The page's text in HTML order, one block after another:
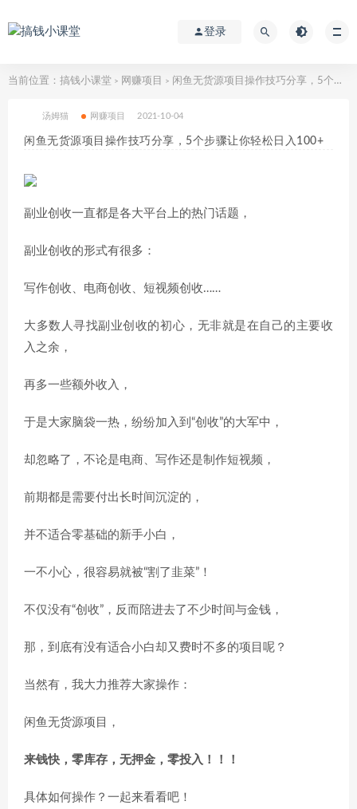
登录
当前位置： 搞钱小课堂 > 网赚项目 > 闲鱼无货源项目操作技巧分享，5个步骤让你轻松日入100+
汤姆猫 网赚项目 2021-10-04
闲鱼无货源项目操作技巧分享，5个步骤让你轻松日入100+
副业创收一直都是各大平台上的热门话题，
副业创收的形式有很多：
写作创收、电商创收、短视频创收……
大多数人寻找副业创收的初心，无非就是在自己的主要收
入之余，
再多一些额外收入，
于是大家脑袋一热，纷纷加入到“创收”的大军中，
却忽略了，不论是电商、写作还是制作短视频，
前期都是需要付出长时间沉淀的，
并不适合零基础的新手小白，
一不小心，很容易就被“割了韭菜”！
不仅没有“创收”，反而陪进去了不少时间与金钱，
那，到底有没有适合小白却又费时不多的项目呢？
当然有，我大力推荐大家操作：
闲鱼无货源项目，
来钱快，零库存，无押金，零投入！！！
具体如何操作？一起来看看吧！